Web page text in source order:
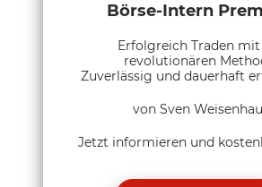
Börse-Intern
Erfolgreich Traden mit
revolutionären
Zuverlässig und dauerhaft
von Sven
Jetzt informieren und